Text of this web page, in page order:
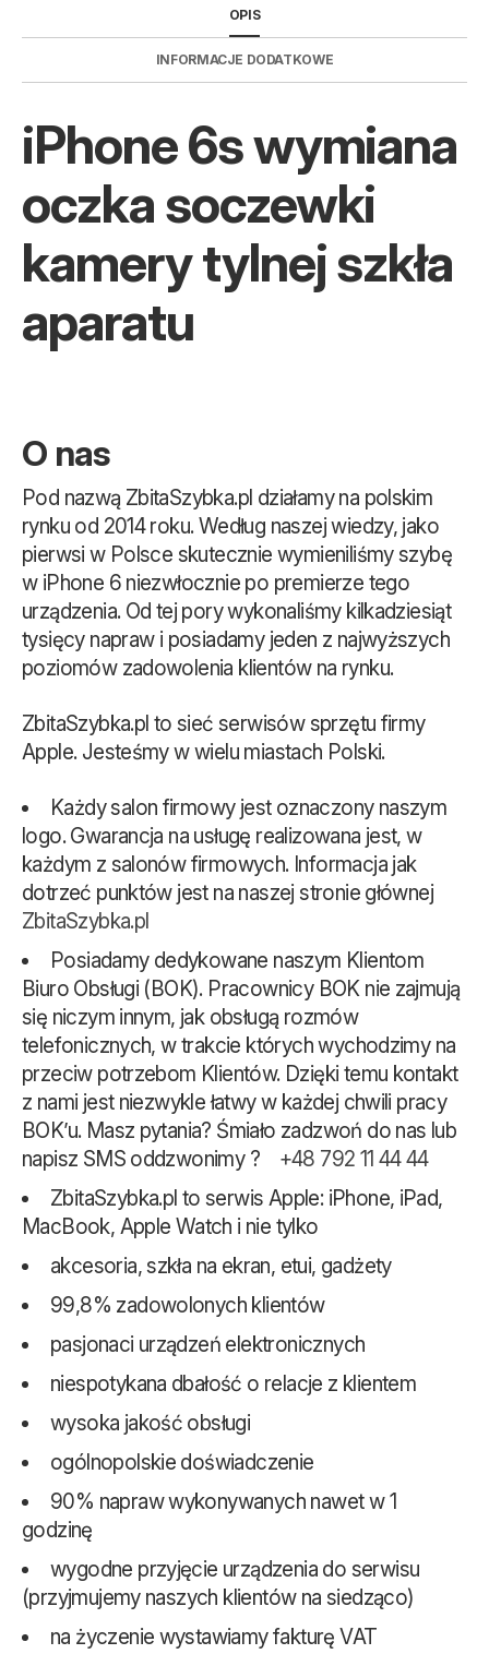
OPIS
INFORMACJE DODATKOWE
iPhone 6s wymiana
oczka soczewki
kamery tylnej szkła
aparatu
O nas
Pod nazwą ZbitaSzybka.pl działamy na polskim
rynku od 2014 roku. Według naszej wiedzy, jako
pierwsi w Polsce skutecznie wymieniliśmy szybę
w iPhone 6 niezwłocznie po premierze tego
urządzenia. Od tej pory wykonaliśmy kilkadziesiąt
tysięcy napraw i posiadamy jeden z najwyższych
poziomów zadowolenia klientów na rynku.
ZbitaSzybka.pl to sieć serwisów sprzętu firmy
Apple. Jesteśmy w wielu miastach Polski.
Każdy salon firmowy jest oznaczony naszym
logo. Gwarancja na usługę realizowana jest, w
każdym z salonów firmowych. Informacja jak
dotrzeć punktów jest na naszej stronie głównej
ZbitaSzybka.pl
Posiadamy dedykowane naszym Klientom
Biuro Obsługi (BOK). Pracownicy BOK nie zajmują
się niczym innym, jak obsługą rozmów
telefonicznych, w trakcie których wychodzimy na
przeciw potrzebom Klientów. Dzięki temu kontakt
z nami jest niezwykle łatwy w każdej chwili pracy
BOK’u. Masz pytania? Śmiało zadzwoń do nas lub
napisz SMS oddzwonimy ? +48 792 11 44 44
ZbitaSzybka.pl to serwis Apple: iPhone, iPad,
MacBook, Apple Watch i nie tylko
akcesoria, szkła na ekran, etui, gadżety
99,8% zadowolonych klientów
pasjonaci urządzeń elektronicznych
niespotykana dbałość o relacje z klientem
wysoka jakość obsługi
ogólnopolskie doświadczenie
90% napraw wykonywanych nawet w 1
godzinę
wygodne przyjęcie urządzenia do serwisu
(przyjmujemy naszych klientów na siedząco)
na życzenie wystawiamy fakturę VAT